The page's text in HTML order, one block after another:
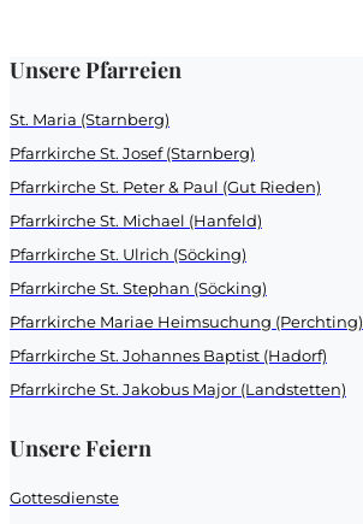
Unsere Pfarreien
St. Maria (Starnberg)
Pfarrkirche St. Josef (Starnberg)
Pfarrkirche St. Peter & Paul (Gut Rieden)
Pfarrkirche St. Michael (Hanfeld)
Pfarrkirche St. Ulrich (Söcking)
Pfarrkirche St. Stephan (Söcking)
Pfarrkirche Mariae Heimsuchung (Perchting)
Pfarrkirche St. Johannes Baptist (Hadorf)
Pfarrkirche St. Jakobus Major (Landstetten)
Unsere Feiern
Gottesdienste